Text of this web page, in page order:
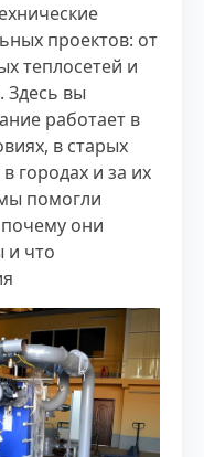
проектов: от
теплосетей и
вы
работает в
в старых
городах и за их
помогли
они
и что